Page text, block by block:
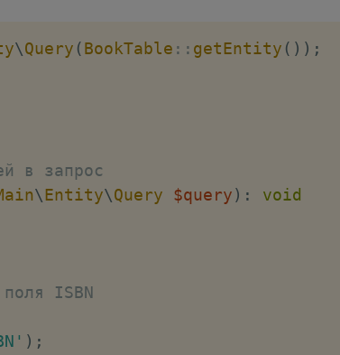
\Query (BookTable :: getEntity ( ) ) ;
в запрос
\Entity\Query $query) :
void
ISBN
) ;